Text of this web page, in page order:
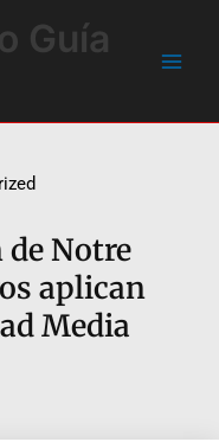
Guía
Notre
aplican
Media